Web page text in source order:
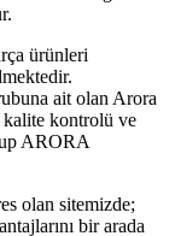
ürünleri
ait olan Arora
kontrolü ve
ARORA
olan sitemizde;
bir arada